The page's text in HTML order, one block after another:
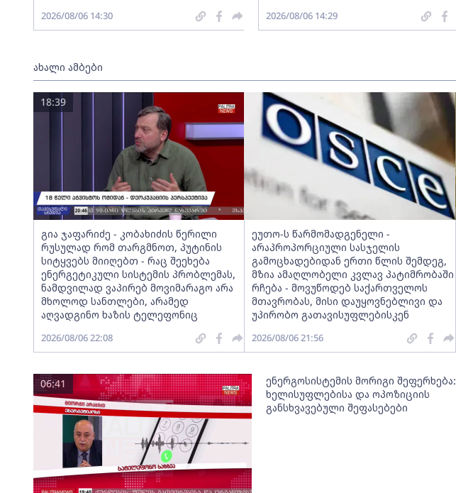
2026/08/06 14:30 2026/08/06 14:29
ახალი ამბები
გია ჯაფარიძე - კობახიძის წერილი
რუსულად რომ თარგმნოთ, პუტინის
სიტყვებს მიიღებთ - რაც შეეხება
ენერგეტიკული სისტემის პრობლემას,
ნამდვილად ვაპირებ მოვიმარაგო არა
მხოლოდ სანთლები, არამედ
აღვადგინო ხაზის ტელეფონიც
18:39
2026/08/06 22:08
ეუთო-ს წარმომადგენელი -
არაპროპორციული სასჯელის
გამოცხადებიდან ერთი წლის შემდეგ,
მზია ამაღლობელი კვლავ პატიმრობაში
რჩება - მოვუწოდებ საქართველოს
მთავრობას, მისი დაუყოვნებლივი და
უპირობო გათავისუფლებისკენ
2026/08/06 21:56
ენერგოსისტემის მორიგი შეფერხება:
ხელისუფლებისა და ოპოზიციის
განსხვავებული შეფასებები
06:41